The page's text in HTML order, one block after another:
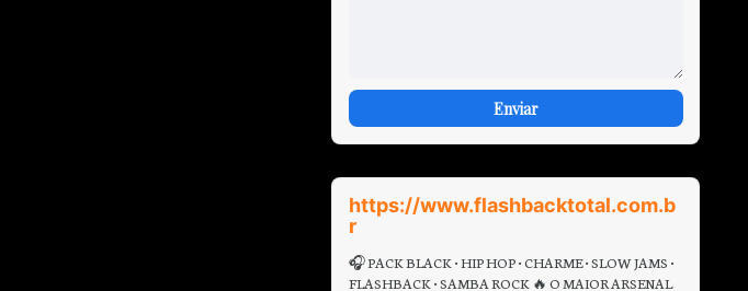
https://www.flashbacktotal.com.b
r
🎧 PACK BLACK • HIP HOP • CHARME • SLOW JAMS •
FLASHBACK • SAMBA ROCK 🔥 O MAIOR ARSENAL